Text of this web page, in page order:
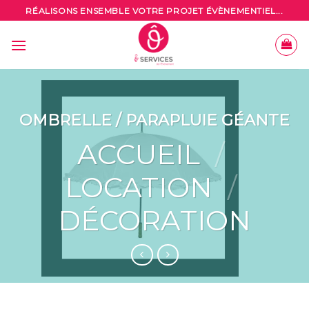
to
content
RÉALISONS ENSEMBLE VOTRE PROJET ÉVÈNEMENTIEL...
OMBRELLE / PARAPLUIE GÉANTE
ACCUEIL /
LOCATION /
DÉCORATION